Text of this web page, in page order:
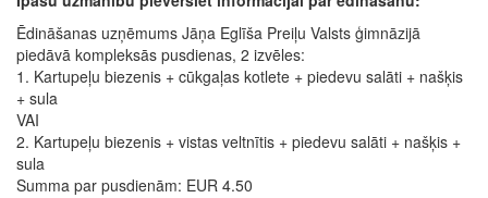
Ēdināšanas uzņēmums Jāņa Eglīša Preiļu Valsts ģimnāzijā
piedāvā kompleksās pusdienas, 2 izvēles:
1. Kartupeļu biezenis + cūkgaļas kotlete + piedevu salāti + našķis
+ sula
VAI
2. ⁠Kartupeļu biezenis + vistas veltnītis + piedevu salāti + našķis +
sula
Summa par pusdienām: EUR 4.50